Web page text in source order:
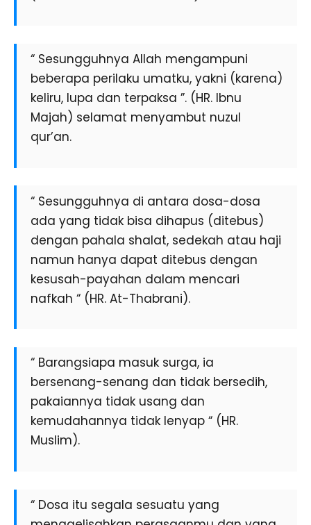
“ Sesungguhnya Allah mengampuni
beberapa perilaku umatku, yakni (karena)
keliru, lupa dan terpaksa ”. (HR. Ibnu
Majah) selamat menyambut nuzul
qur’an.
“ Sesungguhnya di antara dosa-dosa
ada yang tidak bisa dihapus (ditebus)
dengan pahala shalat, sedekah atau haji
namun hanya dapat ditebus dengan
kesusah-payahan dalam mencari
nafkah “ (HR. At-Thabrani).
“ Barangsiapa masuk surga, ia
bersenang-senang dan tidak bersedih,
pakaiannya tidak usang dan
kemudahannya tidak lenyap “ (HR.
Muslim).
“ Dosa itu segala sesuatu yang